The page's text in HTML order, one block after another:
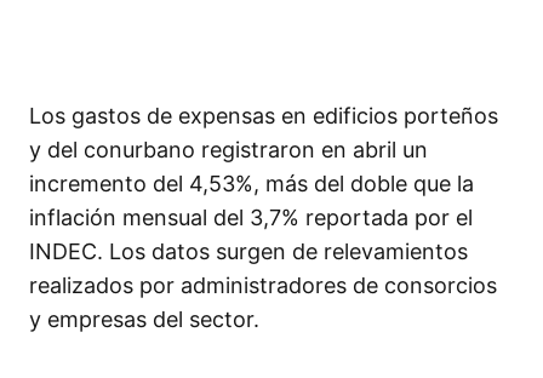
Los gastos de expensas en edificios porteños
y del conurbano registraron en abril un
incremento del 4,53%, más del doble que la
inflación mensual del 3,7% reportada por el
INDEC. Los datos surgen de relevamientos
realizados por administradores de consorcios
y empresas del sector.